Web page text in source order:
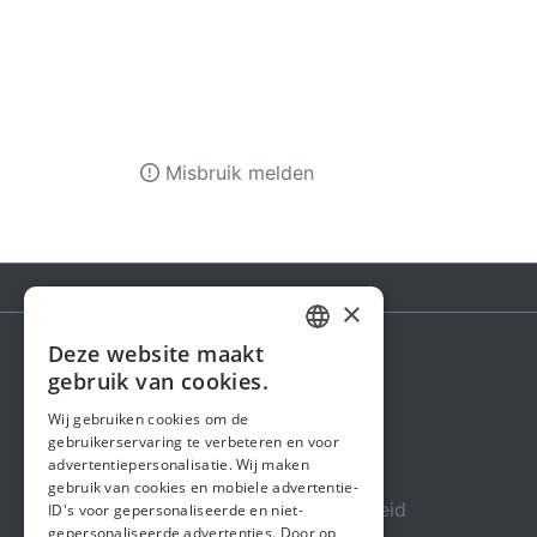
Misbruik melden
Steunactie
Over ons
In de media
Veiligheid & Betrouwbaarheid
ENGLISH
×
Deze website maakt
gebruik van cookies.
Wij gebruiken cookies om de
gebruikerservaring te verbeteren en voor
advertentiepersonalisatie. Wij maken
gebruik van cookies en mobiele advertentie-
ID's voor gepersonaliseerde en niet-
gepersonaliseerde advertenties. Door op